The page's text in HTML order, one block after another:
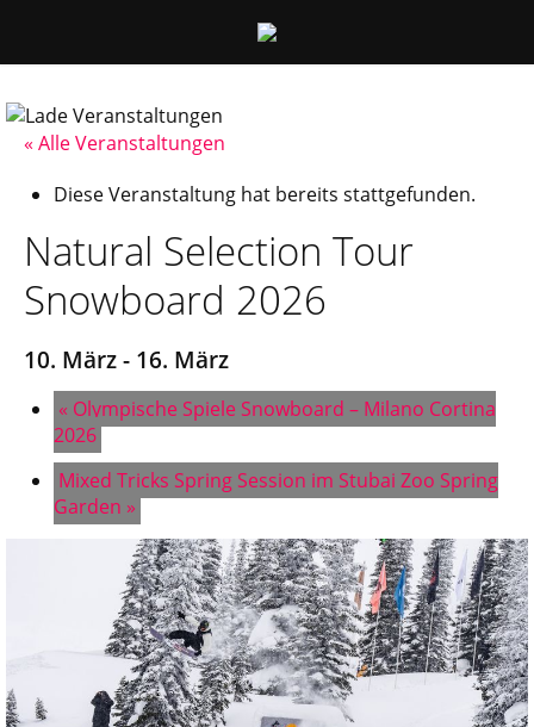
« Alle Veranstaltungen
Diese Veranstaltung hat bereits stattgefunden.
Natural Selection Tour
Snowboard 2026
10. März- 16. März
« Olympische Spiele Snowboard – Milano Cortina
2026
Mixed Tricks Spring Session im Stubai Zoo Spring
Garden »